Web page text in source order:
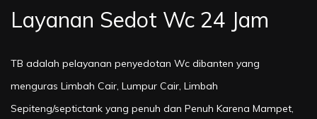
Layanan Sedot Wc 24 Jam
TB adalah pelayanan penyedotan Wc dibanten yang
menguras Limbah Cair, Lumpur Cair, Limbah
Sepiteng/septictank yang penuh dan Penuh Karena Mampet,